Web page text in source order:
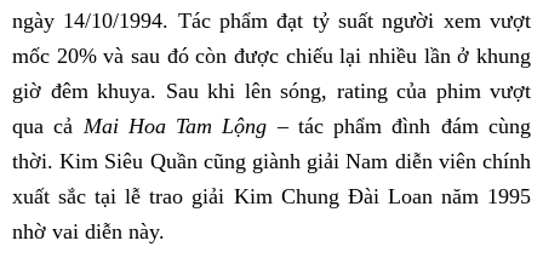
ngày 14/10/1994. Tác phẩm đạt tỷ suất người xem vượt
mốc 20% và sau đó còn được chiếu lại nhiều lần ở khung
giờ đêm khuya. Sau khi lên sóng, rating của phim vượt
qua cả Mai Hoa Tam Lộng – tác phẩm đình đám cùng
thời. Kim Siêu Quần cũng giành giải Nam diễn viên chính
xuất sắc tại lễ trao giải Kim Chung Đài Loan năm 1995
nhờ vai diễn này.